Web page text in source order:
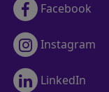
Facebook
Instagram
LinkedIn